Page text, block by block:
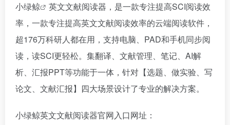
小绿鲸
英文文献阅读器，是一款专注提高SCI阅读效
率，一款专注提高英文文献阅读效率的云端阅读软件，
超176万科研人都在用，支持电脑、PAD和手机同步阅
读，读SCI更轻松。集翻译、文献管理、笔记、AI解
析、汇报PPT等功能于一体，针对【选题、做实验、写
论文、文献汇报】四大场景设计了专业的解决方案。
小绿鲸英文文献阅读器官网入口网址：